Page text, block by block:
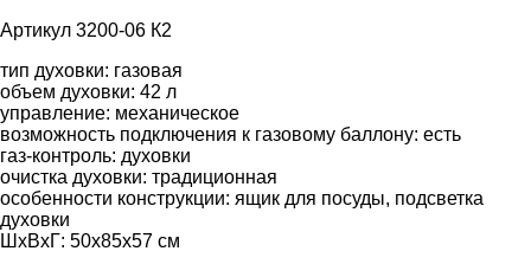
Артикул 3200-06 К2
тип духовки: газовая
объем духовки: 42 л
управление: механическое
возможность подключения к газовому баллону: есть
газ-контроль: духовки
очистка духовки: традиционная
особенности конструкции: ящик для посуды, подсветка
духовки
ШхВхГ: 50х85х57 см